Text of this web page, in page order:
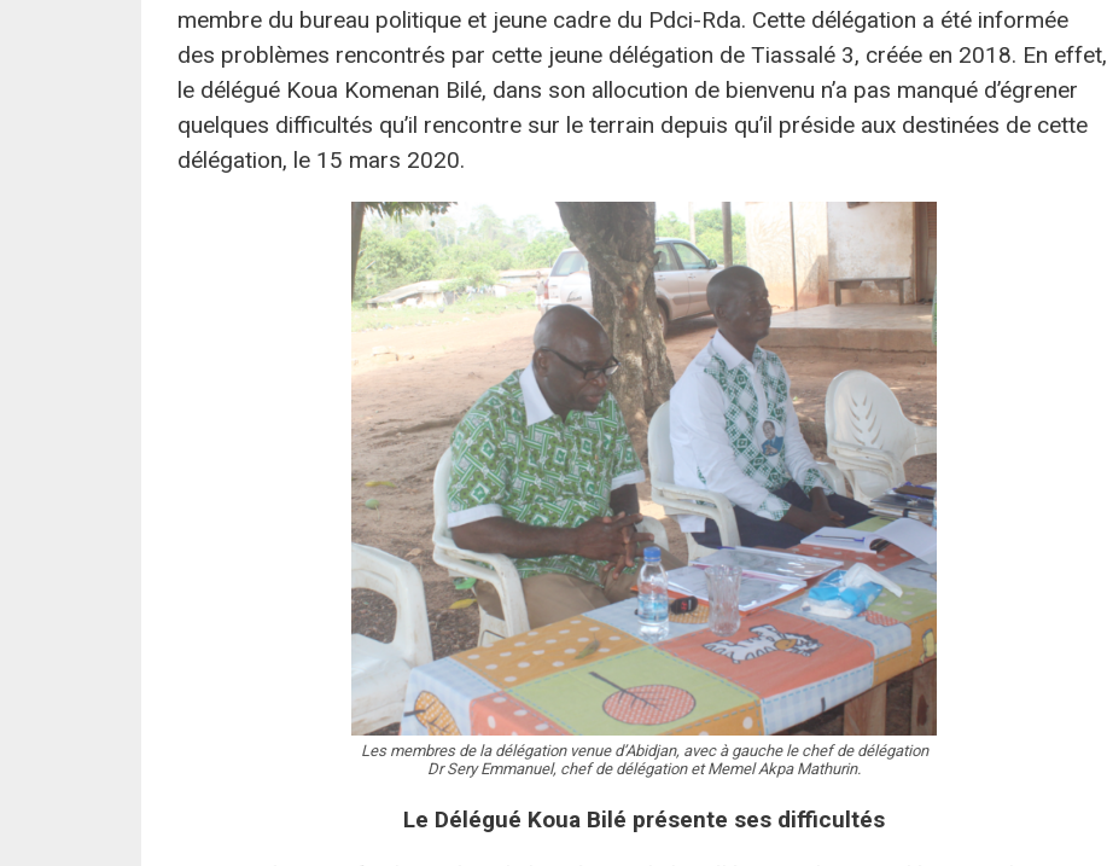
membre du bureau politique et jeune cadre du Pdci-Rda. Cette délégation a été informée
des problèmes rencontrés par cette jeune délégation de Tiassalé 3, créée en 2018. En effet,
le délégué Koua Komenan Bilé, dans son allocution de bienvenu n’a pas manqué d’égrener
quelques difficultés qu’il rencontre sur le terrain depuis qu’il préside aux destinées de cette
délégation, le 15 mars 2020.
Les membres de la délégation venue d’Abidjan, avec à gauche le chef de délégation
Dr Sery Emmanuel, chef de délégation et Memel Akpa Mathurin.
Le Délégué Koua Bilé présente ses difficultés